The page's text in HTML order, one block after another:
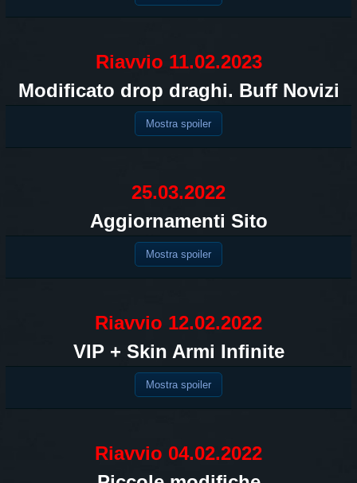
Riavvio 11.02.2023
Modificato drop draghi. Buff Novizi
Mostra spoiler
25.03.2022
Aggiornamenti Sito
Mostra spoiler
Riavvio 12.02.2022
VIP + Skin Armi Infinite
Mostra spoiler
Riavvio 04.02.2022